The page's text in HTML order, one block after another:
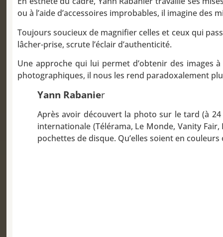
ou à l’aide d’accessoires improbables, il imagine
Toujours soucieux de magnifier celles et ceux qui
lâcher-prise, scrute l’éclair d’authenticité.
Une approche qui lui permet d’obtenir des images
photographiques, il nous les rend paradoxalement
Yann Rabanier
Après avoir découvert la photo sur le tard (à 24
internationale (Télérama, Le Monde, Vanity
pochettes de disque. Qu’elles soient en